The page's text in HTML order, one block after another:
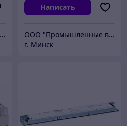
ООО "Промышленные вентиляторы и компоненты"
Написать
ООО "Промышленные вентиляторы и компоненты"
г. Минск